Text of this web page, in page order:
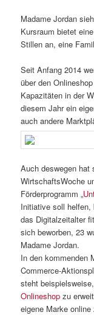
Madame Jordan
Kursraum bietet
Stillen an, eine
Seit Anfang 2014
über den
Kapazitäten in der
diesem Jahr ein
auch andere
Auch deswegen hat
WirtschaftsWoche
Förderprogramm „
Initiative soll
das Digitalzeitalter
sich beworben, 23
Madame Jordan.
In den kommenden
Commerce-
steht
Onlineshop zu
eigene Marke online